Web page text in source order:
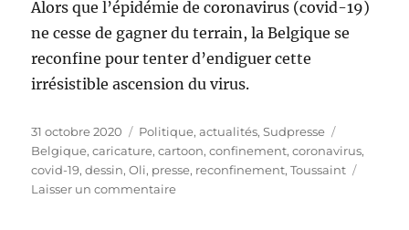
Alors que l’épidémie de coronavirus (covid-19)
ne cesse de gagner du terrain, la Belgique se
reconfine pour tenter d’endiguer cette
irrésistible ascension du virus.
Publié
le
31 octobre 2020 Catégories
Politique, actualités,Sudpresse
Belgique,caricature,cartoon,confinement,coronavirus,
covid-19,dessin,Oli, presse, reconfinement,Toussaint
Laisser un commentairesur